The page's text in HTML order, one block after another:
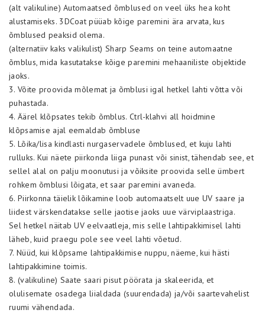
(alt valikuline) Automaatsed õmblused on veel üks hea koht
alustamiseks. 3DCoat püüab kõige paremini ära arvata, kus
õmblused peaksid olema.
(alternatiiv kaks valikulist) Sharp Seams on teine automaatne
õmblus, mida kasutatakse kõige paremini mehaaniliste objektide
jaoks.
3. Võite proovida mõlemat ja õmblusi igal hetkel lahti võtta või
puhastada.
4. Äärel klõpsates tekib õmblus. Ctrl-klahvi all hoidmine
klõpsamise ajal eemaldab õmbluse
5. Lõika/lisa kindlasti nurgaservadele õmblused, et kuju lahti
rulluks. Kui näete piirkonda liiga punast või sinist, tähendab see, et
sellel alal on palju moonutusi ja võiksite proovida selle ümbert
rohkem õmblusi lõigata, et saar paremini avaneda.
6. Piirkonna täielik lõikamine loob automaatselt uue UV saare ja
liidest värskendatakse selle jaotise jaoks uue värviplaastriga.
Sel hetkel näitab UV eelvaatleja, mis selle lahtipakkimisel lahti
läheb, kuid praegu pole see veel lahti võetud.
7. Nüüd, kui klõpsame lahtipakkimise nuppu, näeme, kui hästi
lahtipakkimine toimis.
8. (valikuline) Saate saari pisut pöörata ja skaleerida, et
olulisemate osadega liialdada (suurendada) ja/või saartevahelist
ruumi vähendada.